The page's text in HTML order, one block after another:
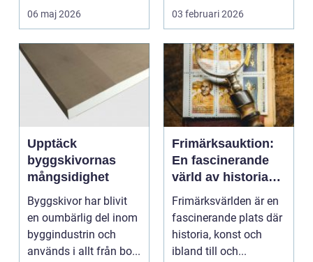
06 maj 2026
musikstreaming är m...
03 februari 2026
Upptäck
byggskivornas
mångsidighet
Byggskivor har blivit
en oumbärlig del inom
byggindustrin och
används i allt från bo...
Frimärksauktion:
En fascinerande
värld av historia
och samlande
Frimärksvärlden är en
fascinerande plats där
historia, konst och
ibland till och...